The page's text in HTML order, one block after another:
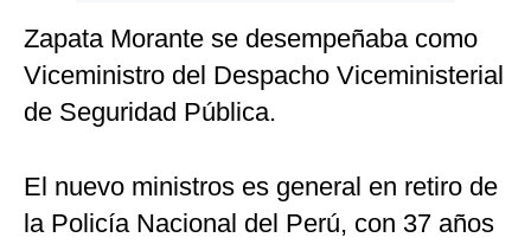
Zapata Morante se desempeñaba como
Viceministro del Despacho Viceministerial
de Seguridad Pública.
El nuevo ministros es general en retiro de
la Policía Nacional del Perú, con 37 años